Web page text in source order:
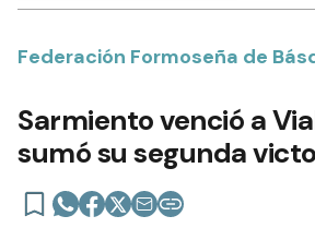
Federación Formoseña de
Sarmiento venció a
sumó su segunda